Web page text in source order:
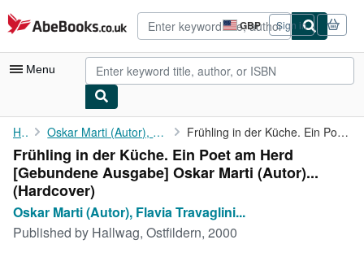
Skip to main content
AbeBooks.co.uk GBP
Site
shopping
preferences
Sign in
Menu
My Account
My Purchases
Sign Off
Advanced Search
Browse Collections
Home Oskar Marti (Autor), Flavia Travaglini (Illustrator) Frühling in der Küche. Ein Poet am Herd [Gebundene Ausgabe] ...
Frühling in der Küche. Ein Poet am Herd
[Gebundene Ausgabe] Oskar Marti (Autor)...
(Hardcover)
Oskar Marti (Autor), Flavia Travaglini...
Published by Hallwag, Ostfildern, 2000